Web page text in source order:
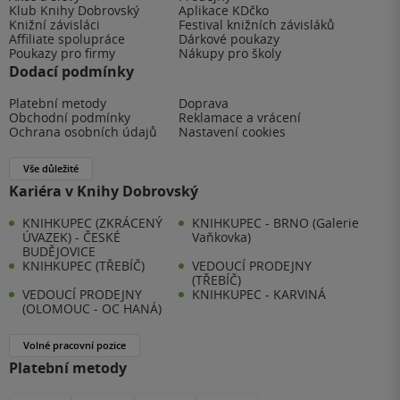
Klub Knihy Dobrovský
Aplikace KDčko
Knižní závisláci
Festival knižních závisláků
Affiliate spolupráce
Dárkové poukazy
Poukazy pro firmy
Nákupy pro školy
Dodací podmínky
Platební metody
Doprava
Obchodní podmínky
Reklamace a vrácení
Ochrana osobních údajů
Nastavení cookies
Vše důležité
Kariéra v Knihy Dobrovský
KNIHKUPEC (ZKRÁCENÝ
ÚVAZEK) - ČESKÉ
BUDĚJOVICE
KNIHKUPEC - BRNO (Galerie
Vaňkovka)
KNIHKUPEC (TŘEBÍČ)
VEDOUCÍ PRODEJNY
(TŘEBÍČ)
VEDOUCÍ PRODEJNY
(OLOMOUC - OC HANÁ)
KNIHKUPEC - KARVINÁ
Volné pracovní pozice
Platební metody